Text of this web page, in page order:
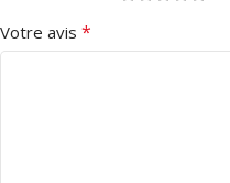
Votre avis *